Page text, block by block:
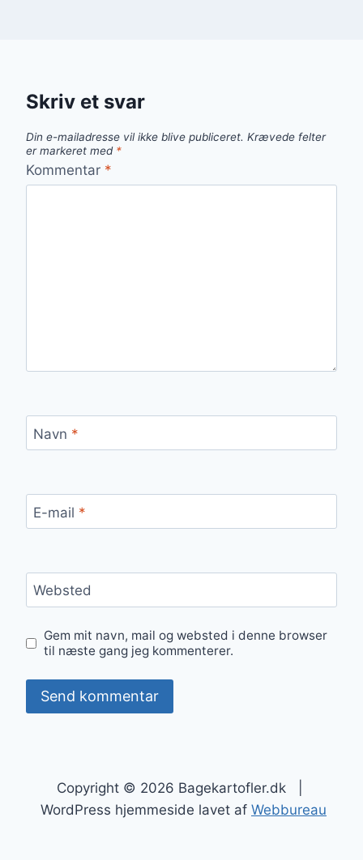
Skriv et svar
Din e-mailadresse vil ikke blive publiceret. Krævede felter
er markeret med *
Kommentar *
Navn *
E-mail *
Websted
Gem mit navn, mail og websted i denne browser
til næste gang jeg kommenterer.
Copyright © 2026 Bagekartofler.dk |
WordPress hjemmeside lavet af Webbureau